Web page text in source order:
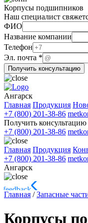
Корпусы подшипников
Наш специалист
ФИО
Телефон
Эл.
почта
Название компании
Телефон
Эл. почта *
Получить консультацию
Ангарск
Главная Продукция
+7 (800) 201-38-86
Получить консультацию
+7 (800) 201-38-86
Главная Продукция
+7 (800) 201-38-86
Ангарск
Главная /Запасные
Корпусы